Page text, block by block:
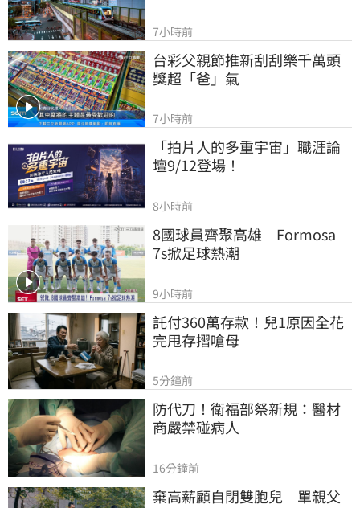
7小時前
台彩父親節推新刮刮樂千萬頭
獎超「爸」氣
7小時前
「拍片人的多重宇宙」職涯論
壇9/12登場！
8小時前
8國球員齊聚高雄　Formosa
7s掀足球熱潮
9小時前
託付360萬存款！兒1原因全花
完甩存摺嗆母
5分鐘前
防代刀！衛福部祭新規：醫材
商嚴禁碰病人
16分鐘前
棄高薪顧自閉雙胞兒　單親父